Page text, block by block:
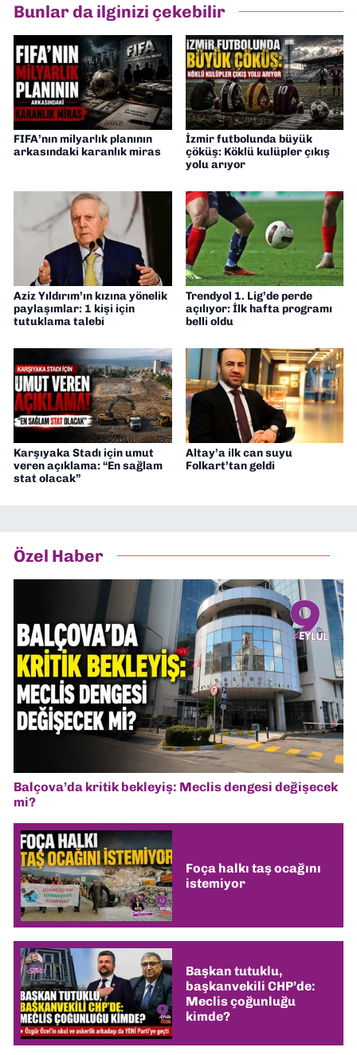
Bunlar da ilginizi çekebilir
FIFA’nın milyarlık planının
arkasındaki karanlık miras
İzmir futbolunda büyük
çöküş: Köklü kulüpler çıkış
yolu arıyor
Aziz Yıldırım’ın kızına yönelik
paylaşımlar: 1 kişi için
tutuklama talebi
Trendyol 1. Lig’de perde
açılıyor: İlk hafta programı
belli oldu
Karşıyaka Stadı için umut
veren açıklama: “En sağlam
stat olacak”
Altay’a ilk can suyu
Folkart’tan geldi
Özel Haber
Balçova’da kritik bekleyiş: Meclis dengesi değişecek
mi?
Foça halkı taş ocağını
istemiyor
Başkan tutuklu,
başkanvekili CHP’de:
Meclis çoğunluğu
kimde?